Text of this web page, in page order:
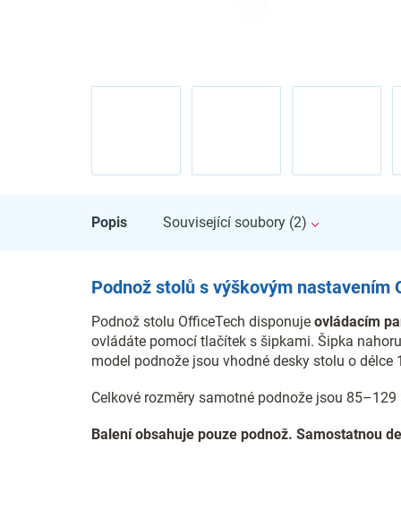
Popis Související soubory (2)
Podnož stolů s výškovým nastavením
Podnož stolu OfficeTech disponuje ovládacím
ovládáte pomocí tlačítek s šipkami. Šipka
model podnože jsou vhodné desky stolu o délce
Celkové rozměry samotné podnože jsou 85–129
Balení obsahuje pouze podnož. Samostatnou